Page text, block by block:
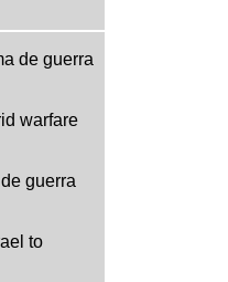
de guerra
warfare
guerra
to